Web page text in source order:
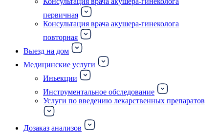
первичная
Консультация врача акушера-гинеколога
повторная
Выезд на дом
Медицинские услуги
Иньекции
Инструментальное обследование
Услуги по введению лекарственных препаратов
Дозаказ анализов